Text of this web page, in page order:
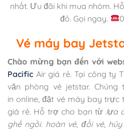
nhất. Ưu đãi khi mua nhóm.
đỏ. Gọi ngay.
Vé máy bay
Chào mừng bạn đến với
Pacific Air giá rẻ. Tại công ty
văn phòng vé jetstar.
in online, đặt vé máy bay trực
giá rẻ. Hỗ trợ cho bạn từ lựa
ghế ngồi. hoàn vé, đổi vé,